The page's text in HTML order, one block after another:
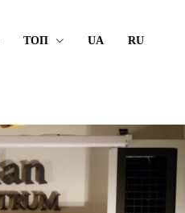
ТОП UA RU